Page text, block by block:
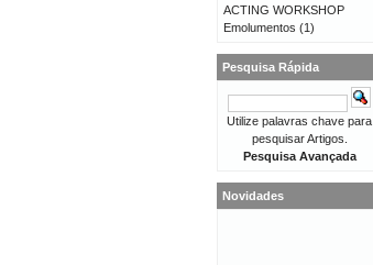
ACTING WORKSHOP
Emolumentos (1)
Pesquisa Rápida
Utilize palavras chave para
pesquisar Artigos.
Pesquisa Avançada
Novidades